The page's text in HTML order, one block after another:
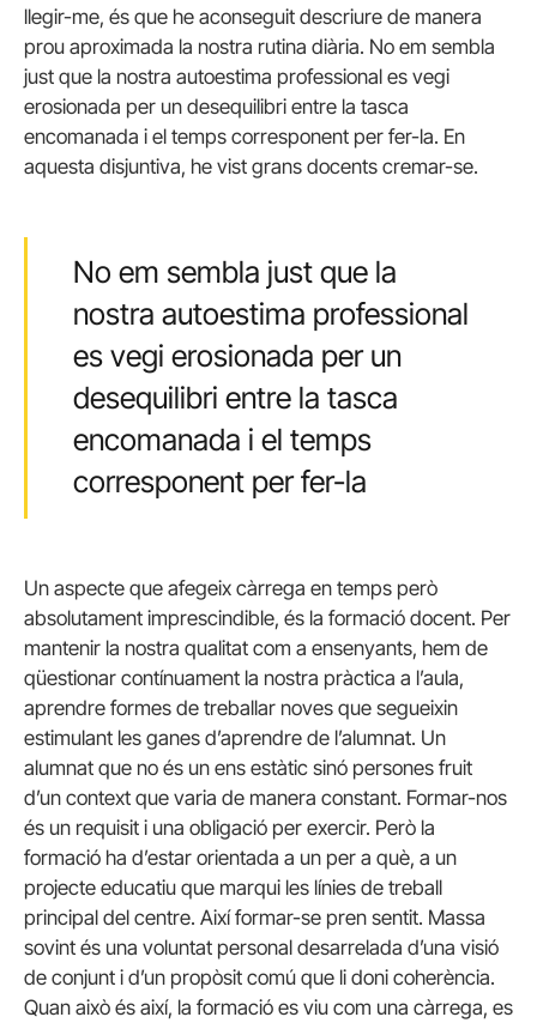
llegir-me, és que he aconseguit descriure de manera
prou aproximada la nostra rutina diària. No em sembla
just que la nostra autoestima professional es vegi
erosionada per un desequilibri entre la tasca
encomanada i el temps corresponent per fer-la. En
aquesta disjuntiva, he vist grans docents cremar-se.
No em sembla just que la
nostra autoestima professional
es vegi erosionada per un
desequilibri entre la tasca
encomanada i el temps
corresponent per fer-la
Un aspecte que afegeix càrrega en temps però
absolutament imprescindible, és la formació docent. Per
mantenir la nostra qualitat com a ensenyants, hem de
qüestionar contínuament la nostra pràctica a l’aula,
aprendre formes de treballar noves que segueixin
estimulant les ganes d’aprendre de l’alumnat. Un
alumnat que no és un ens estàtic sinó persones fruit
d’un context que varia de manera constant. Formar-nos
és un requisit i una obligació per exercir. Però la
formació ha d’estar orientada a un per a què, a un
projecte educatiu que marqui les línies de treball
principal del centre. Així formar-se pren sentit. Massa
sovint és una voluntat personal desarrelada d’una visió
de conjunt i d’un propòsit comú que li doni coherència.
Quan això és així, la formació es viu com una càrrega, es